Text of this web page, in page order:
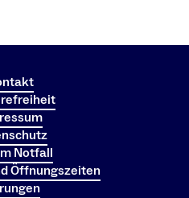
Notfall
Öffnungszeiten